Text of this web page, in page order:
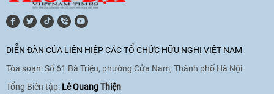
hòa bình, hữu nghị giữa các dân tộc"
cho Đại sứ Hungary tại Việt Nam
17:25|13/06/2026
DIỄN ĐÀN CỦA LIÊN HIỆP CÁC TỔ CHỨC HỮU NGHỊ VIỆT NAM
Tòa soạn: Số 61 Bà Triệu, phường Cửa Nam, Thành phố Hà Nội
Tổng Biên tập: Lê Quang Thiện